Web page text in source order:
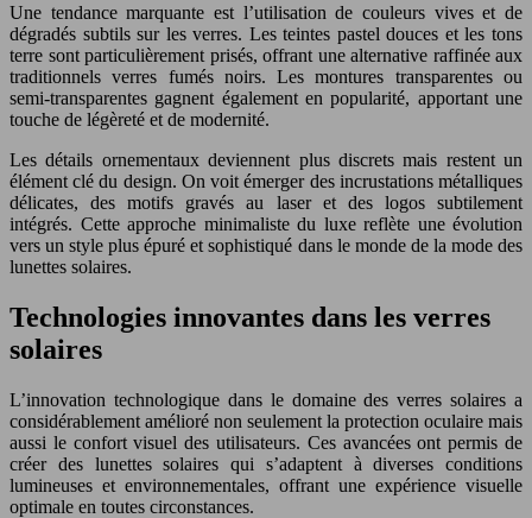
Une tendance marquante est l’utilisation de couleurs vives et de
dégradés subtils sur les verres. Les teintes pastel douces et les tons
terre sont particulièrement prisés, offrant une alternative raffinée aux
traditionnels verres fumés noirs. Les montures transparentes ou
semi-transparentes gagnent également en popularité, apportant une
touche de légèreté et de modernité.
Les détails ornementaux deviennent plus discrets mais restent un
élément clé du design. On voit émerger des incrustations métalliques
délicates, des motifs gravés au laser et des logos subtilement
intégrés. Cette approche minimaliste du luxe reflète une évolution
vers un style plus épuré et sophistiqué dans le monde de la mode des
lunettes solaires.
Technologies innovantes dans les verres
solaires
L’innovation technologique dans le domaine des verres solaires a
considérablement amélioré non seulement la protection oculaire mais
aussi le confort visuel des utilisateurs. Ces avancées ont permis de
créer des lunettes solaires qui s’adaptent à diverses conditions
lumineuses et environnementales, offrant une expérience visuelle
optimale en toutes circonstances.